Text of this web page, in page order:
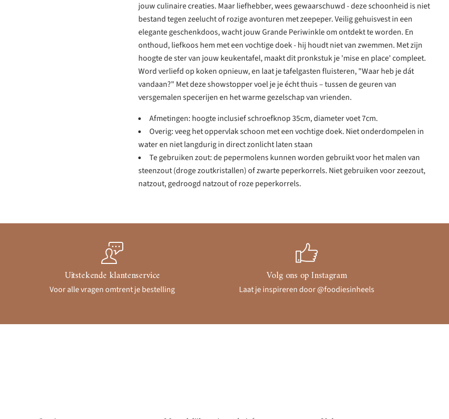
jouw culinaire creaties. Maar liefhebber, wees gewaarschuwd - deze schoonheid is niet
bestand tegen zeelucht of rozige avonturen met zeepeper. Veilig gehuisvest in een
elegante geschenkdoos, wacht jouw Grande Periwinkle om ontdekt te worden. En
onthoud, liefkoos hem met een vochtige doek - hij houdt niet van zwemmen. Met zijn
hoogte de ster van jouw keukentafel, maakt dit pronkstuk je 'mise en place' compleet.
Word verliefd op koken opnieuw, en laat je tafelgasten fluisteren, "Waar heb je dát
vandaan?" Met deze showstopper voel je je écht thuis – tussen de geuren van
versgemalen specerijen en het warme gezelschap van vrienden.
Afmetingen: hoogte inclusief schroefknop 35cm, diameter voet 7cm.
Overig: veeg het oppervlak schoon met een vochtige doek. Niet onderdompelen in
water en niet langdurig in direct zonlicht laten staan
Te gebruiken zout: de pepermolens kunnen worden gebruikt voor het malen van
steenzout (droge zoutkristallen) of zwarte peperkorrels. Niet gebruiken voor zeezout,
natzout, gedroogd natzout of roze peperkorrels.
Uitstekende klantenservice
Voor alle vragen omtrent je bestelling
Volg ons op Instagram
Laat je inspireren door @foodiesinheels